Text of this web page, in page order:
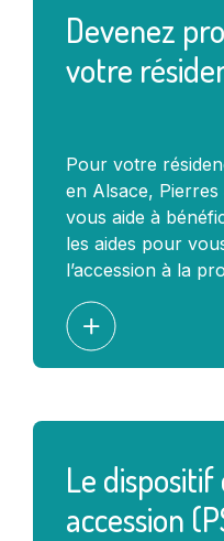
Devenez
votre
Pour votre
en Alsace, Pierres
vous aide à
les aides pour
l’accession à la
Le
accession